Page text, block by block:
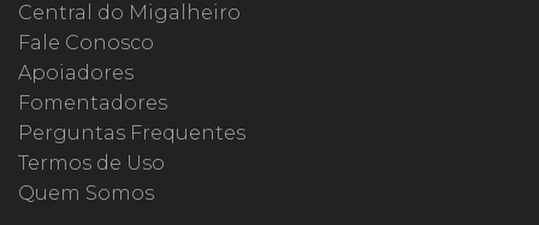
Central do Migalheiro
Fale Conosco
Apoiadores
Fomentadores
Perguntas Frequentes
Termos de Uso
Quem Somos